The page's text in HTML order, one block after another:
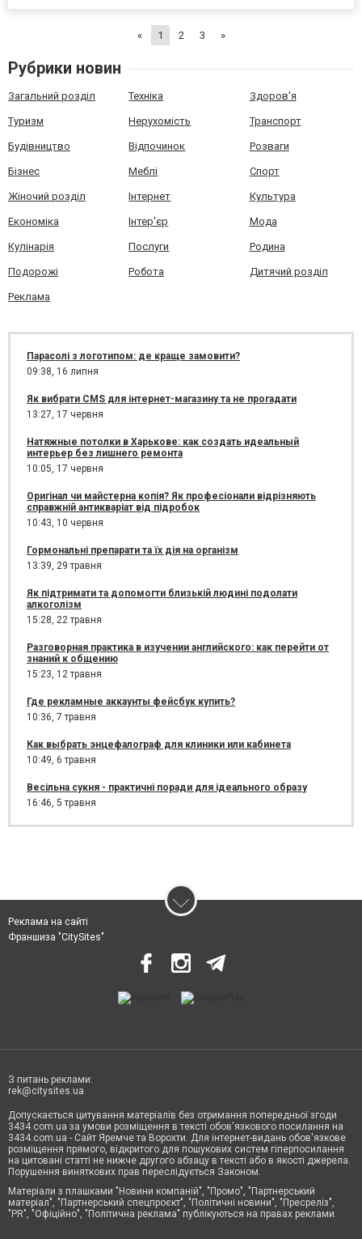
«
1 2 3 »
Рубрики новин
Загальний розділ Техніка Здоров'я
Туризм Нерухомість Транспорт
Будівництво Відпочинок Розваги
Бізнес Меблі Спорт
Жіночий розділ Інтернет Культура
Економіка Інтер'єр Мода
Кулінарія Послуги Родина
Подорожі Робота Дитячий розділ
Реклама
Парасолі з логотипом: де краще замовити?
09:38, 16 липня
Як вибрати CMS для інтернет-магазину та не прогадати
13:27, 17 червня
Натяжные потолки в Харькове: как создать идеальный
интерьер без лишнего ремонта
10:05, 17 червня
Оригінал чи майстерна копія? Як професіонали відрізняють
справжній антикваріат від підробок
10:43, 10 червня
Гормональні препарати та їх дія на організм
13:39, 29 травня
Як підтримати та допомогти близькій людині подолати
алкоголізм
15:28, 22 травня
Разговорная практика в изучении английского: как перейти от
знаний к общению
15:23, 12 травня
Где рекламные аккаунты фейсбук купить?
10:36, 7 травня
Как выбрать энцефалограф для клиники или кабинета
10:49, 6 травня
Весільна сукня - практичні поради для ідеального образу
16:46, 5 травня
Реклама на сайті
Франшиза "CitySites"
З питань реклами:
rek@citysites.ua
Допускається цитування матеріалів без отримання попередньої згоди
3434.com.ua за умови розміщення в тексті обов'язкового посилання на
3434.com.ua - Сайт Яремче та Ворохти. Для інтернет-видань обов'язкове
розміщення прямого, відкритого для пошукових систем гіперпосилання
на цитовані статті не нижче другого абзацу в тексті або в якості джерела.
Порушення виняткових прав переслідується Законом.
Матеріали з плашками "Новини компаній", "Промо", "Партнерський
матеріал", "Партнерський спецпроєкт", "Політичні новини", "Пресреліз",
"PR", "Офіційно", "Політична реклама" публікуються на правах реклами.